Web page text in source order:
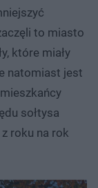
to miasto
które miały
natomiast jest
sołtysa
roku na rok